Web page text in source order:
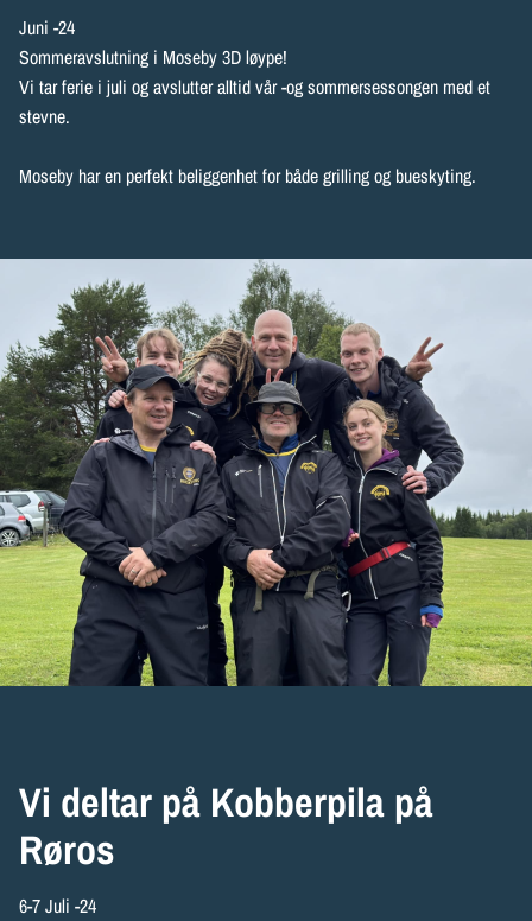
Juni -24
Sommeravslutning i Moseby 3D løype!
Vi tar ferie i juli og avslutter alltid vår -og sommersessongen med et
stevne.
Moseby har en perfekt beliggenhet for både grilling og bueskyting.
Vi deltar på Kobberpila på
Røros
6-7 Juli -24